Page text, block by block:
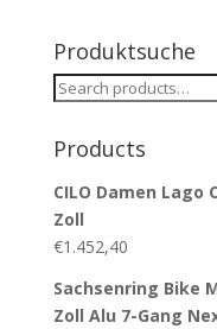
Produktsuche
Search
Products
CILO Damen Lago
Zoll
€1.452,40
Sachsenring Bike
Zoll Alu 7-Gang